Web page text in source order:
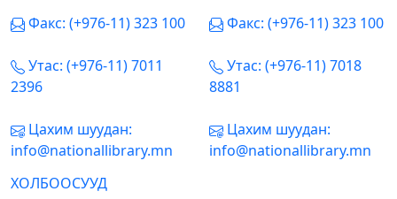
Факс: (+976-11) 323 100
Утас: (+976-11) 7011
2396
Цахим шуудан:
info@nationallibrary.mn
Факс: (+976-11) 323 100
Утас: (+976-11) 7018
8881
Цахим шуудан:
info@nationallibrary.mn
ХОЛБООСУУД